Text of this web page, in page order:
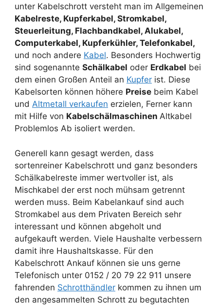
unter Kabelschrott versteht man im Allgemeinen
Kabelreste, Kupferkabel, Stromkabel,
Steuerleitung, Flachbandkabel, Alukabel,
Computerkabel, Kupferkühler, Telefonkabel,
und noch andere Kabel. Besonders Hochwertig
sind sogenannte Schälkabel oder Erdkabel bei
dem einen Großen Anteil an Kupfer ist. Diese
Kabelsorten können höhere Preise beim Kabel
und Altmetall verkaufen erzielen, Ferner kann
mit Hilfe von Kabelschälmaschinen Altkabel
Problemlos Ab isoliert werden.
Generell kann gesagt werden, dass
sortenreiner Kabelschrott und ganz besonders
Schälkabelreste immer wertvoller ist, als
Mischkabel der erst noch mühsam getrennt
werden muss. Beim Kabelankauf sind auch
Stromkabel aus dem Privaten Bereich sehr
interessant und können abgeholt und
aufgekauft werden. Viele Haushalte verbessern
damit ihre Haushaltskasse. Für den
Kabelschrott Ankauf können sie uns gerne
Telefonisch unter 0152 / 20 79 22 911 unsere
fahrenden Schrotthändler kommen zu ihnen um
den angesammelten Schrott zu begutachten